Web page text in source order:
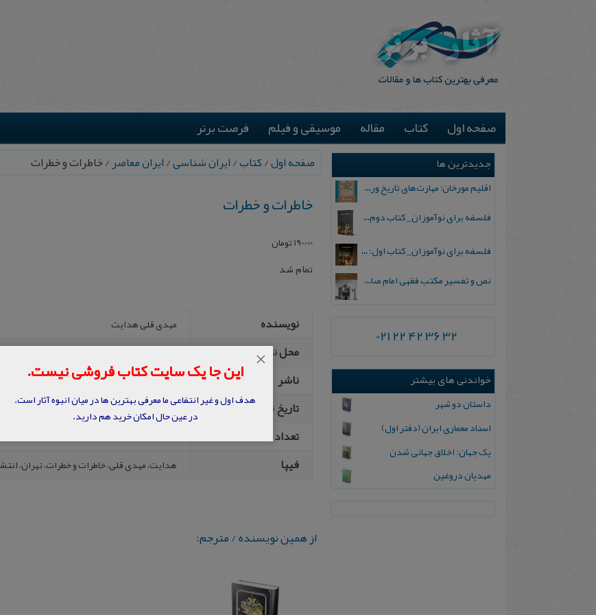
صفحه اول کتاب مقاله موسیقی و فیلم فرصت برتر
صفحه اول/کتاب/ایران شناسی/ایران معاصر/ خاطرات و خطرات
خاطرات و خطرات
190,000تومان
تمام شد
نویسنده مهدی قلی هدایت
محل نشر تهران
ناشر زوار
تاریخ نشر چاپ هفتم سال 1389
تعداد صفحه 563
فیپا هدایت، مهدی قلی، خاطرات و خطرات، تهران، انتشارات
از همین نویسنده / مترجم:
جدیدترین ها
اقلیم مورخان؛ مهارت‌های تاریخ ورزی علمی
فلسفه برای نوآموزان_ کتاب دوم: پرسش درباره واقعیت و معرفت
فلسفه برای نوآموزان_ کتاب اول: تردید در باورهای رایج
نص و تفسیر مکتب فقهی امام صادق علیه السلام
021 22 42 36 32
خواندنی های بیشتر
داستان دو شهر
اسناد معماری ایران (دفتر اول)
يک جهان: اخلاق جهانی شدن
مهدیان دروغین
این جا یک سایت کتاب فروشی نیست.
هدف اول و غیر انتفاعی ما معرفی بهترین ها در میان انبوه آثار است.
در عین حال امکان خرید هم دارید.
×